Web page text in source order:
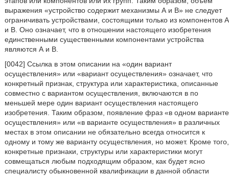
выражения «устройство содержит механизмы А и В» не следует
ограничивать устройствами, состоящими только из компонентов А
и В. Оно означает, что в отношении настоящего изобретения
единственными существенными компонентами устройства
являются А и В.
[0042] Ссылка в этом описании на «один вариант
осуществления» или «вариант осуществления» означает, что
конкретный признак, структура или характеристика, описанные
совместно с вариантом осуществления, включаются в по
меньшей мере один вариант осуществления настоящего
изобретения. Таким образом, появление фраз «в одном варианте
осуществления» или «в варианте осуществления» в различных
местах в этом описании не обязательно всегда относится к
одному и тому же варианту осуществления, но может. Кроме того,
конкретные признаки, структуры или характеристики могут
совмещаться любым подходящим образом, как будет ясно
специалисту обыкновенной квалификации в данной области